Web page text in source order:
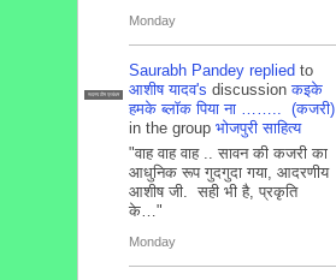
Monday
सदस्य टीम प्रबंधन
Saurabh Pandey replied to
आशीष यादव's discussionकइके
हमके ब्लाॅक पिया ना …….. (कजरी)
in the group भोजपुरी साहित्य
"वाह वाह वाह .. सावन की कजरी का
आधुनिक रूप गुदगुदा गया, आदरणीय
आशीष जी. सही भी है, प्रकृति
के…"
Monday